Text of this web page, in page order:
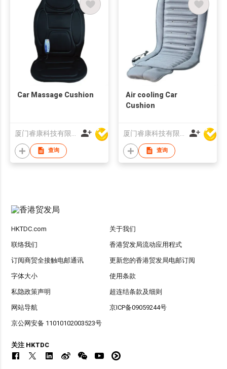
Car Massage Cushion
查询
Air cooling Car
Cushion
查询
HKTDC.com 关于我们
联络我们 香港贸发局流动应用程式
订阅商贸全接触电邮通讯 更新您的香港贸发局电邮订阅
字体大小 使用条款
私隐政策声明 超连结条款及细则
网站导航 京ICP备09059244号
京公网安备 11010102003523号
关注 HKTDC